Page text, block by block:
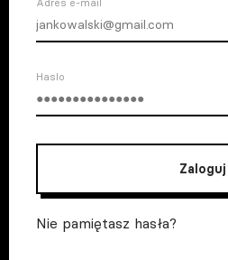
Adres e-mail
Haslo
Zaloguj
Nie pamiętasz hasła?